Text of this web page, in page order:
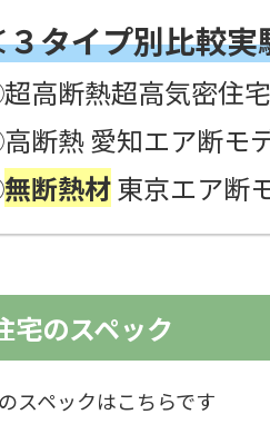
３タイプ別比較実
高断熱超高気密住宅
断熱 愛知エア断モ
無断熱材東京エア断
宅のスペック
スペックはこちらです